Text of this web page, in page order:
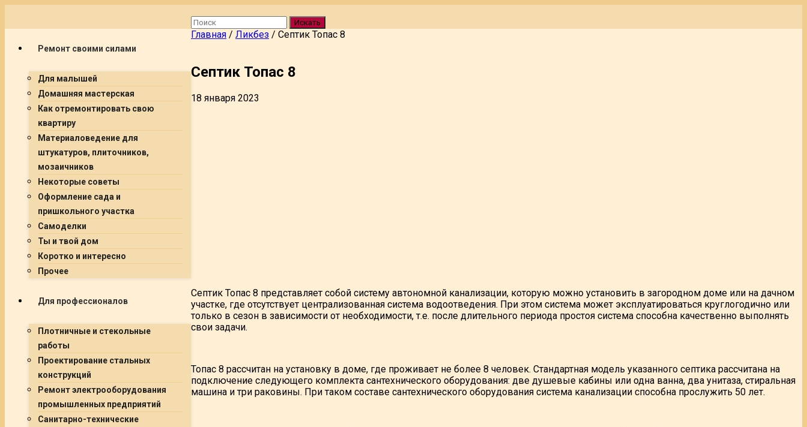
Ремонт своими силами
Для малышей
Домашняя мастерская
Как отремонтировать свою
квартиру
Материаловедение для
штукатуров, плиточников,
мозаичников
Некоторые советы
Оформление сада и
пришкольного участка
Самоделки
Ты и твой дом
Коротко и интересно
Прочее
Для профессионалов
Плотничные и стекольные
работы
Проектирование стальных
конструкций
Ремонт электрооборудования
промышленных предприятий
Санитарно-технические
Искать
Главная / Ликбез / Септик Топас 8
Септик Топас 8
18 января 2023
Септик Топас 8 представляет собой систему автономной канализации, которую можно установить в загородном доме или на дачном
участке, где отсутствует централизованная система водоотведения. При этом система может эксплуатироваться круглогодично или
только в сезон в зависимости от необходимости, т.е. после длительного периода простоя система способна качественно выполнять
свои задачи.
Топас 8 рассчитан на установку в доме, где проживает не более 8 человек. Стандартная модель указанного септика рассчитана на
подключение следующего комплекта сантехнического оборудования: две душевые кабины или одна ванна, два унитаза, стиральная
машина и три раковины. При таком составе сантехнического оборудования система канализации способна прослужить 50 лет.